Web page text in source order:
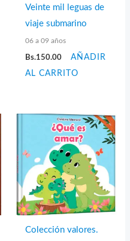
Veinte mil leguas de
viaje submarino
06 a 09 años
Bs.150.00
AÑADIR
AL CARRITO
Colección valores.